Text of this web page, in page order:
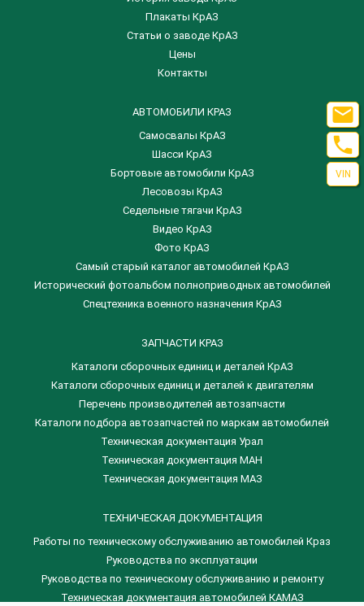
Плакаты КрАЗ
Статьи о заводе КрАЗ
Цены
Контакты
АВТОМОБИЛИ КРАЗ
Самосвалы КрАЗ
Шасси КрАЗ
Бортовые автомобили КрАЗ
Лесовозы КрАЗ
Седельные тягачи КрАЗ
Видео КрАЗ
Фото КрАЗ
Самый старый каталог автомобилей КрАЗ
Исторический фотоальбом полноприводных автомобилей
Спецтехника военного назначения КрАЗ
ЗАПЧАСТИ КРАЗ
Каталоги сборочных единиц и деталей КрАЗ
​Каталоги сборочных единиц и деталей к двигателям
Перечень производителей автозапчасти
Каталоги подбора автозапчастей по маркам автомобилей
Техническая документация Урал
Техническая документация МАН
Техническая документация МАЗ
ТЕХНИЧЕСКАЯ ДОКУМЕНТАЦИЯ
Работы по техническому обслуживанию автомобилей Краз
Руководства по эксплуатации
Руководства по техническому обслуживанию и ремонту
Техническая документация автомобилей КАМАЗ


VIN